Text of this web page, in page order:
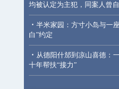
均被认定为主犯，同案人曾
· 半米家园：方寸小岛与一
白”约定
· 从德阳什邡到凉山喜德：
十年帮扶“接力”